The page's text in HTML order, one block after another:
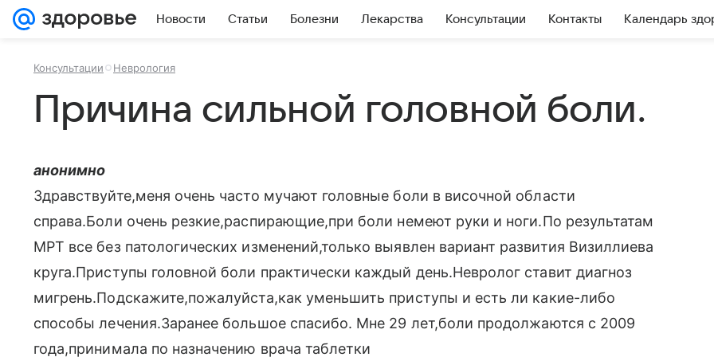
Новости Статьи Болезни Лекарства Консультации Контакты Календарь
Консультации Неврология
Причина сильной головной боли.
анонимно
Здравствуйте,меня очень часто мучают головные боли в височной области
справа.Боли очень резкие,распирающие,при боли немеют руки и ноги.По результатам
МРТ все без патологических изменений,только выявлен вариант развития Визиллиева
круга.Приступы головной боли практически каждый день.Невролог ставит диагноз
мигрень.Подскажите,пожалуйста,как уменьшить приступы и есть ли какие-либо
способы лечения.Заранее большое спасибо. Мне 29 лет,боли продолжаются с 2009
года,принимала по назначению врача таблетки